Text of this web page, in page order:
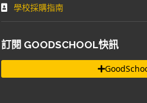
學校採購指南
訂閱 GOODSCHOOL快訊